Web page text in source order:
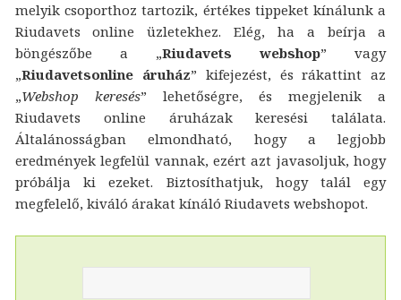
melyik csoporthoz tartozik, értékes tippeket kínálunk a
Riudavets online üzletekhez. Elég, ha a beírja a
böngészőbe a „Riudavets webshop” vagy
„Riudavetsonline áruház” kifejezést, és rákattint az
„Webshop keresés” lehetőségre, és megjelenik a
Riudavets online áruházak keresési találata.
Általánosságban elmondható, hogy a legjobb
eredmények legfelül vannak, ezért azt javasoljuk, hogy
próbálja ki ezeket. Biztosíthatjuk, hogy talál egy
megfelelő, kiváló árakat kínáló Riudavets webshopot.